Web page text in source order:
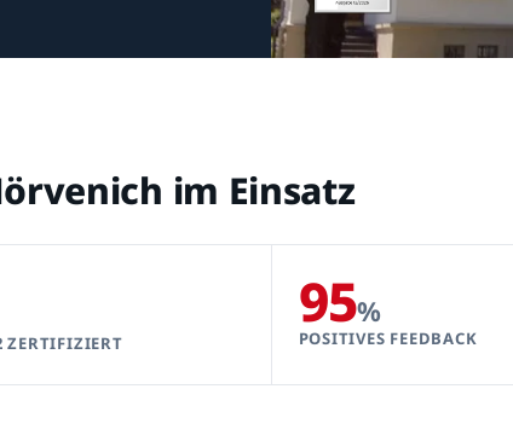
im Einsatz
ZERTIFIZIERT
95%
POSITIVES FEEDBACK